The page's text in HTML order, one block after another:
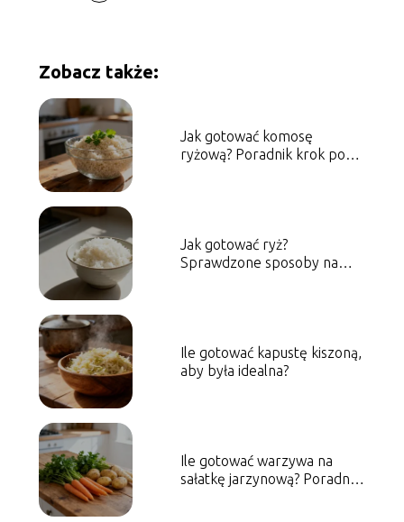
Zobacz także:
Jak gotować komosę
ryżową? Poradnik krok po
Jak gotować ryż?
Sprawdzone sposoby na
Ile gotować kapustę kiszoną,
aby była idealna?
Ile gotować warzywa na
sałatkę jarzynową? Poradnik